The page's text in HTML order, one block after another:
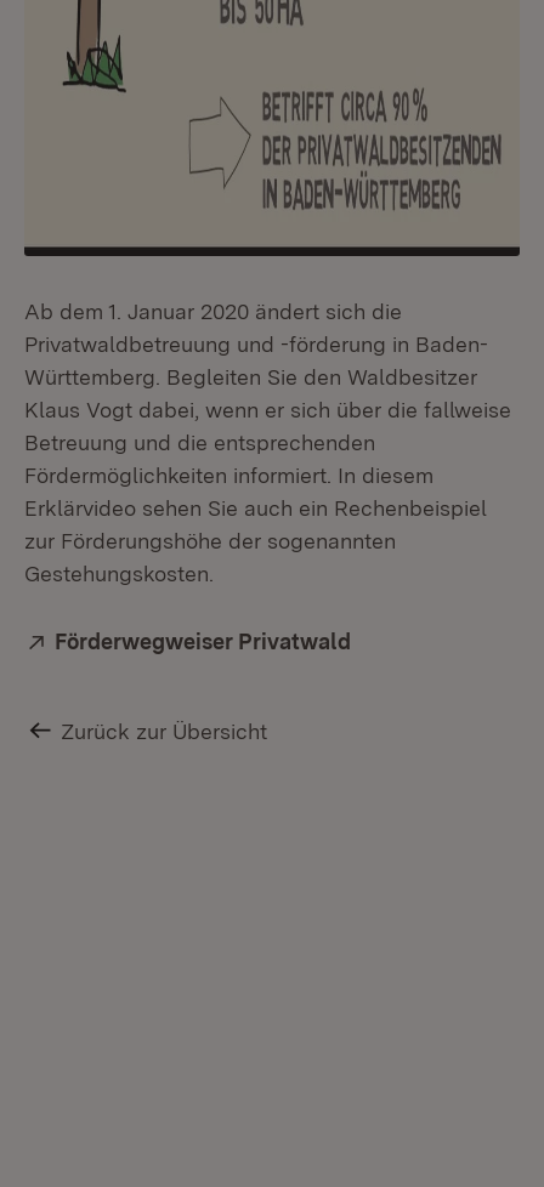
Ab dem 1. Januar 2020 ändert sich die
Privatwaldbetreuung und -förderung in Baden-
Württemberg. Begleiten Sie den Waldbesitzer
Klaus Vogt dabei, wenn er sich über die fallweise
Betreuung und die entsprechenden
Fördermöglichkeiten informiert. In diesem
Erklärvideo sehen Sie auch ein Rechenbeispiel
zur Förderungshöhe der sogenannten
Gestehungskosten.
Extern:
Förderwegweiser Privatwald
Zurück zur Übersicht